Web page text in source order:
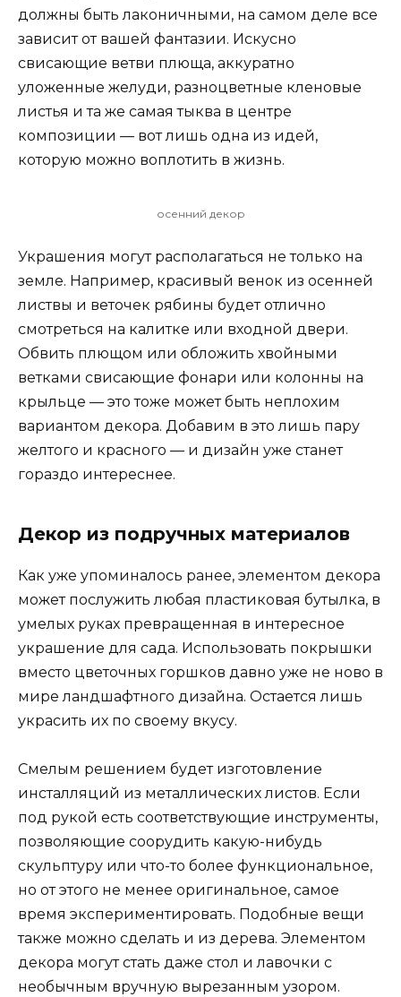
должны быть лаконичными, на самом деле все
зависит от вашей фантазии. Искусно
свисающие ветви плюща, аккуратно
уложенные желуди, разноцветные кленовые
листья и та же самая тыква в центре
композиции — вот лишь одна из идей,
которую можно воплотить в жизнь.
осенний декор
Украшения могут располагаться не только на
земле. Например, красивый венок из осенней
листвы и веточек рябины будет отлично
смотреться на калитке или входной двери.
Обвить плющом или обложить хвойными
ветками свисающие фонари или колонны на
крыльце — это тоже может быть неплохим
вариантом декора. Добавим в это лишь пару
желтого и красного — и дизайн уже станет
гораздо интереснее.
Декор из подручных материалов
Как уже упоминалось ранее, элементом декора
может послужить любая пластиковая бутылка, в
умелых руках превращенная в интересное
украшение для сада. Использовать покрышки
вместо цветочных горшков давно уже не ново в
мире ландшафтного дизайна. Остается лишь
украсить их по своему вкусу.
Смелым решением будет изготовление
инсталляций из металлических листов. Если
под рукой есть соответствующие инструменты,
позволяющие соорудить какую-нибудь
скульптуру или что-то более функциональное,
но от этого не менее оригинальное, самое
время экспериментировать. Подобные вещи
также можно сделать и из дерева. Элементом
декора могут стать даже стол и лавочки с
необычным вручную вырезанным узором.